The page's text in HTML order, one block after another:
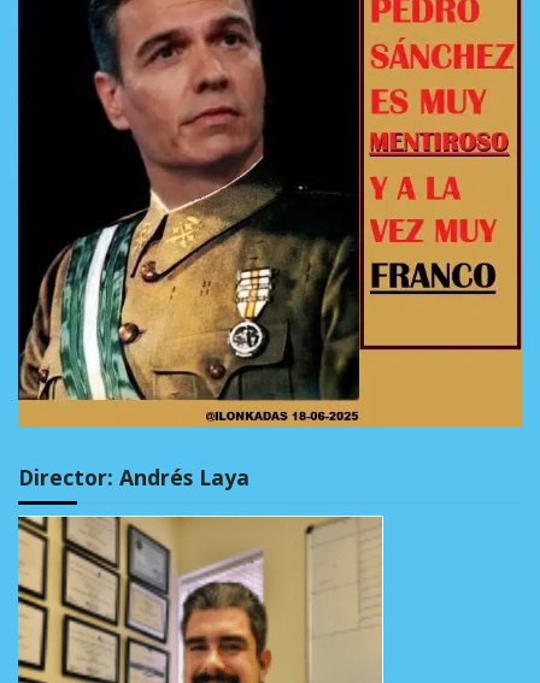
Director: Andrés Laya